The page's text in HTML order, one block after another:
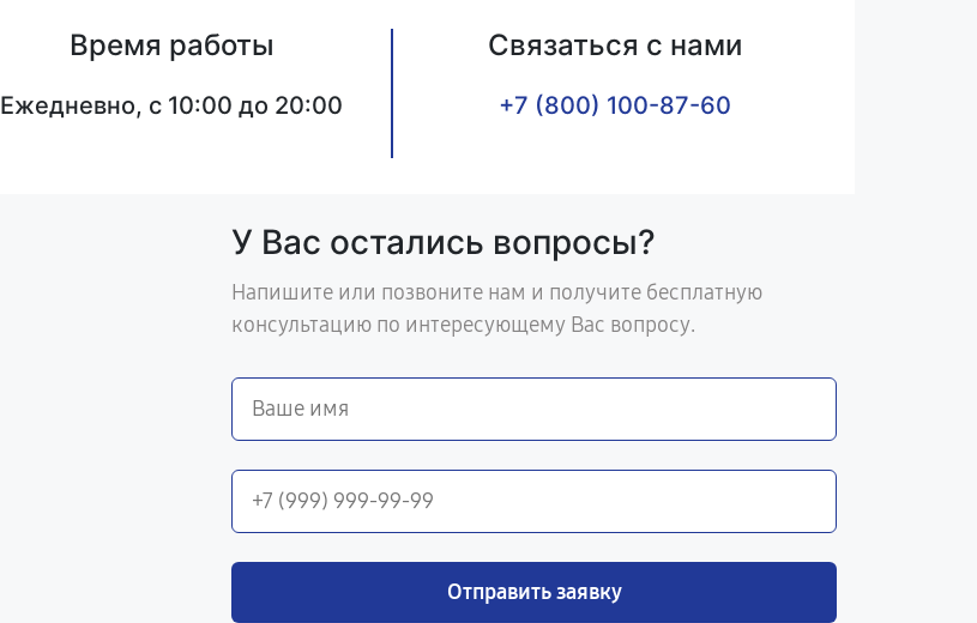
Время работы
Ежедневно, с 10:00 до 20:00
Связаться с нами
+7 (800) 100-87-60
У Вас остались вопросы?
Напишите или позвоните нам и получите бесплатную
консультацию по интересующему Вас вопросу.
Отправить заявку